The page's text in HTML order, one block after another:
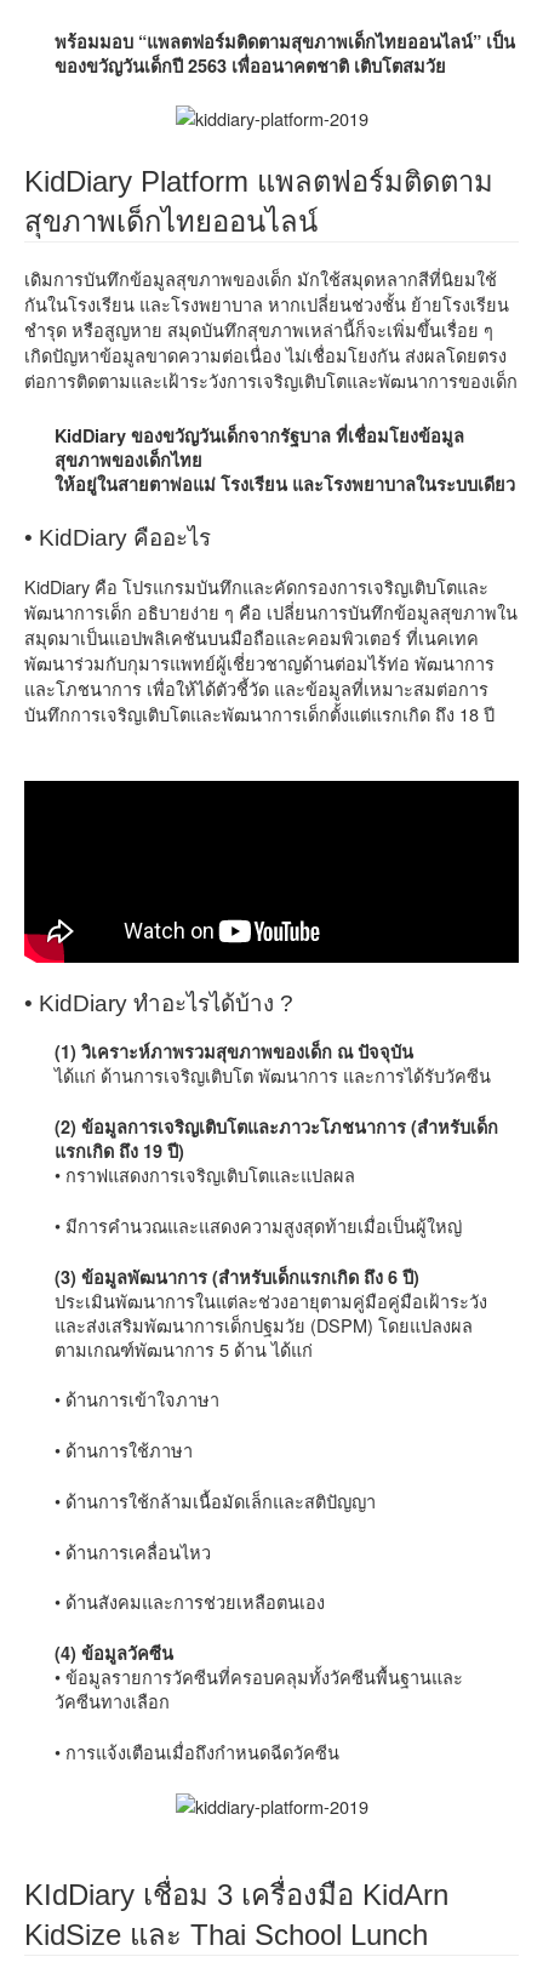
พร้อมมอบ “แพลตฟอร์มติดตามสุขภาพเด็กไทยออนไลน์” เป็น
ของขวัญวันเด็กปี 2563 เพื่ออนาคตชาติ เติบโตสมวัย
KidDiary Platform แพลตฟอร์มติดตาม
สุขภาพเด็กไทยออนไลน์
เดิมการบันทึกข้อมูลสุขภาพของเด็ก มักใช้สมุดหลากสีที่นิยมใช้
กันในโรงเรียน และโรงพยาบาล หากเปลี่ยนช่วงชั้น ย้ายโรงเรียน
ชำรุด หรือสูญหาย สมุดบันทึกสุขภาพเหล่านี้ก็จะเพิ่มขึ้นเรื่อย ๆ
เกิดปัญหาข้อมูลขาดความต่อเนื่อง ไม่เชื่อมโยงกัน ส่งผลโดยตรง
ต่อการติดตามและเฝ้าระวังการเจริญเติบโตและพัฒนาการของเด็ก
KidDiary ของขวัญวันเด็กจากรัฐบาล ที่เชื่อมโยงข้อมูล
สุขภาพของเด็กไทย
ให้อยู่ในสายตาพ่อแม่ โรงเรียน และโรงพยาบาลในระบบเดียว
• KidDiary คืออะไร
KidDiary คือ โปรแกรมบันทึกและคัดกรองการเจริญเติบโตและ
พัฒนาการเด็ก อธิบายง่าย ๆ คือ เปลี่ยนการบันทึกข้อมูลสุขภาพใน
สมุดมาเป็นแอปพลิเคชันบนมือถือและคอมพิวเตอร์ ที่เนคเทค
พัฒนาร่วมกับกุมารแพทย์ผู้เชี่ยวชาญด้านต่อมไร้ท่อ พัฒนาการ
และโภชนาการ เพื่อให้ได้ตัวชี้วัด และข้อมูลที่เหมาะสมต่อการ
บันทึกการเจริญเติบโตและพัฒนาการเด็กตั้งแต่แรกเกิด ถึง 18 ปี
• KidDiary ทำอะไรได้บ้าง ?
(1) วิเคราะห์ภาพรวมสุขภาพของเด็ก ณ ปัจจุบัน
ได้แก่ ด้านการเจริญเติบโต พัฒนาการ และการได้รับวัคซีน
(2) ข้อมูลการเจริญเติบโตและภาวะโภชนาการ (สำหรับเด็ก
แรกเกิด ถึง 19 ปี)
• กราฟแสดงการเจริญเติบโตและแปลผล
• มีการคำนวณและแสดงความสูงสุดท้ายเมื่อเป็นผู้ใหญ่
(3) ข้อมูลพัฒนาการ (สำหรับเด็กแรกเกิด ถึง 6 ปี)
ประเมินพัฒนาการในแต่ละช่วงอายุตามคู่มือคู่มือเฝ้าระวัง
และส่งเสริมพัฒนาการเด็กปฐมวัย (DSPM) โดยแปลงผล
ตามเกณฑ์พัฒนาการ 5 ด้าน ได้แก่
• ด้านการเข้าใจภาษา
• ด้านการใช้ภาษา
• ด้านการใช้กล้ามเนื้อมัดเล็กและสติปัญญา
• ด้านการเคลื่อนไหว
• ด้านสังคมและการช่วยเหลือตนเอง
(4) ข้อมูลวัคซีน
• ข้อมูลรายการวัคซีนที่ครอบคลุมทั้งวัคซีนพื้นฐานและ
วัคซีนทางเลือก
• การแจ้งเตือนเมื่อถึงกำหนดฉีดวัคซีน
KIdDiary เชื่อม 3 เครื่องมือ KidArn
KidSize และ Thai School Lunch